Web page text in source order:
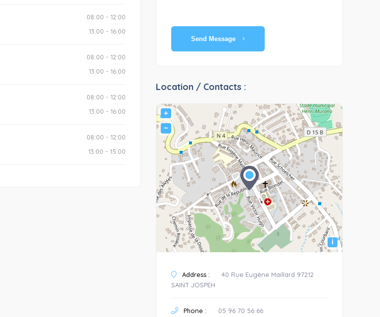
08:00 - 12:00
13:00 - 16:00
08:00 - 12:00
13:00 - 16:00
08:00 - 12:00
13:00 - 16:00
08:00 - 12:00
13:00 - 15:00
Send Message
Location / Contacts :
+
−
i
Address :
40 Rue Eugène Maillard 97212
SAINT JOSPEH
Phone : 05 96 70 56 66